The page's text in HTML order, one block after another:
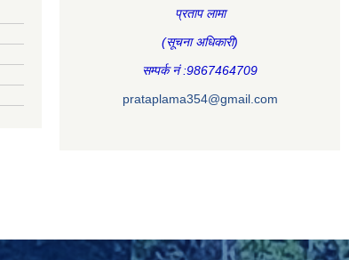
प्रताप लामा
(सूचना अधिकारी)
सम्पर्क नं :9867464709
prataplama354@gmail.com